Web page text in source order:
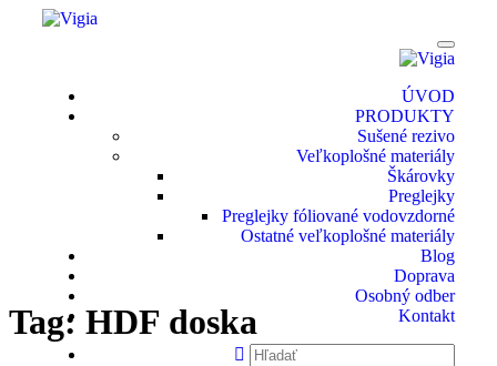
ÚVOD
PRODUKTY
Sušené rezivo
Veľkoplošné materiály
Škárovky
Preglejky
Preglejky fóliované vodovzdorné
Ostatné veľkoplošné materiály
Blog
Doprava
Osobný odber
Kontakt
Tag: HDF doska